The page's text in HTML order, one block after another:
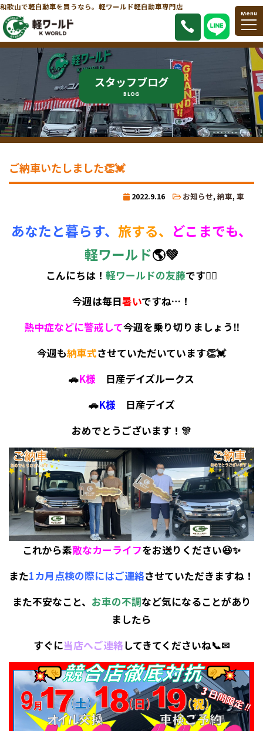
和歌山で軽自動車を買うなら。軽ワールド軽自動車専門店
Menu
スタッフブログ
BLOG
ご納車いたしました👏💓
2022.9.16 お知らせ, 納車, 車
あなたと暮らす、 旅する、 どこまでも、
軽ワールド🌎💚
こんにちは！ 軽ワールドの友藤です🙆‍♀️
今週は毎日暑いですね…！
熱中症などに警戒して今週を乗り切りましょう‼
今週も納車式させていただいています👏💓
🚗K様
日産デイズルークス
🚗K様 日産デイズ
おめでとうございます！🎊
これから素敵なカーライフをお送りください😆✨
また1カ月点検の際にはご連絡させていただきますね！
また不安なこと、 お車の不調など気になることがあり
ましたら
すぐに当店へご連絡してきてくださいね📞✉